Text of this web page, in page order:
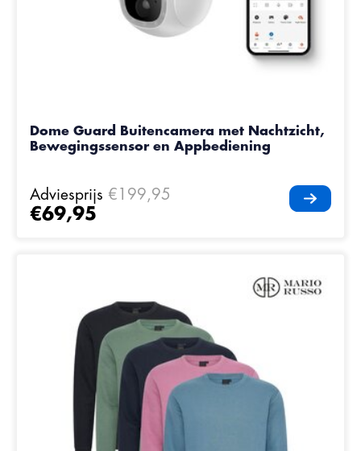
Dome Guard Buitencamera met Nachtzicht,
Bewegingssensor en Appbediening
Adviesprijs €199,95
€69,95